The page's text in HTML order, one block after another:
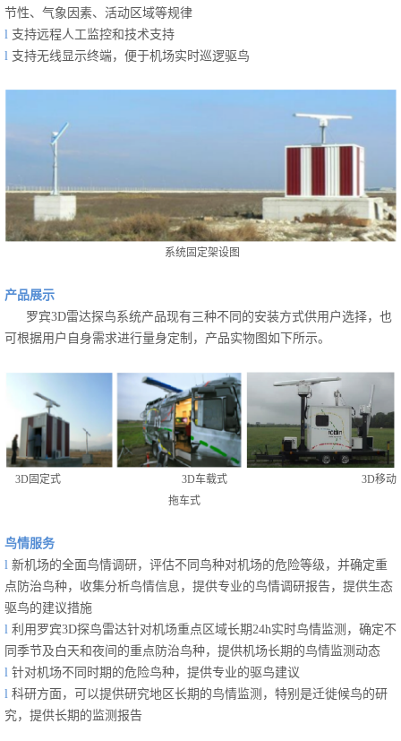
节性、气象因素、活动区域等规律
l 支持远程人工监控和技术支持
l 支持无线显示终端，便于机场实时巡逻驱鸟
系统固定架设图
产品展示
罗宾3D雷达探鸟系统产品现有三种不同的安装方式供用户选择，也
可根据用户自身需求进行量身定制，产品实物图如下所示。
3D固定式 3D车载式 3D移动
拖车式
鸟情服务
l 新机场的全面鸟情调研，评估不同鸟种对机场的危险等级，并确定重
点防治鸟种，收集分析鸟情信息，提供专业的鸟情调研报告，提供生态
驱鸟的建议措施
l 利用罗宾3D探鸟雷达针对机场重点区域长期24h实时鸟情监测，确定不
同季节及白天和夜间的重点防治鸟种，提供机场长期的鸟情监测动态
l 针对机场不同时期的危险鸟种，提供专业的驱鸟建议
l 科研方面，可以提供研究地区长期的鸟情监测，特别是迁徙候鸟的研
究，提供长期的监测报告